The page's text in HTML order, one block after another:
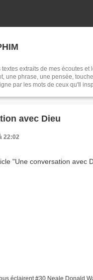
extraits de mes écoutes et
une phrase, une pensée,
par les mots de ceux qu'Il
avec Dieu
22:02
éclairent #30 Neale Donald